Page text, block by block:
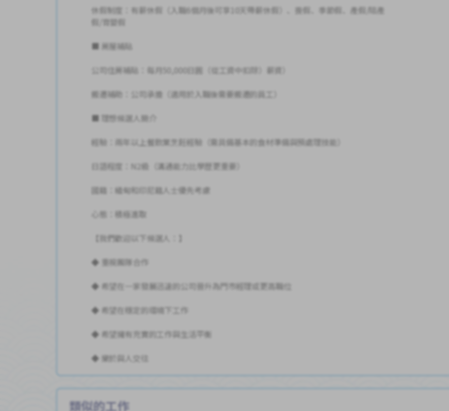
休假制度：有薪休假（入職6個月後可享10天帶薪休假）、喪假、季節假、產假/陪產
假/育嬰假
■ 房屋補貼
公司住房補貼：每月50,000日圓（從工資中扣除）薪資）
搬遷補助：公司承擔（適用於入職後需要搬遷的員工）
■ 理想候選人簡介
經驗：兩年以上餐飲業烹飪經驗（需具備基本的食材準備與預處理技能）
日語程度：N2級（溝通能力比學歷更重要）
國籍：緬甸和印尼籍人士優先考慮
心態：積極進取
【我們歡迎以下候選人：】
◆ 重視團隊合作
◆ 希望在一家發展迅速的公司晉升為門市經理或更高職位
◆ 希望在穩定的環境下工作
◆ 希望擁有充實的工作與生活平衡
◆ 樂於與人交往
類似的工作